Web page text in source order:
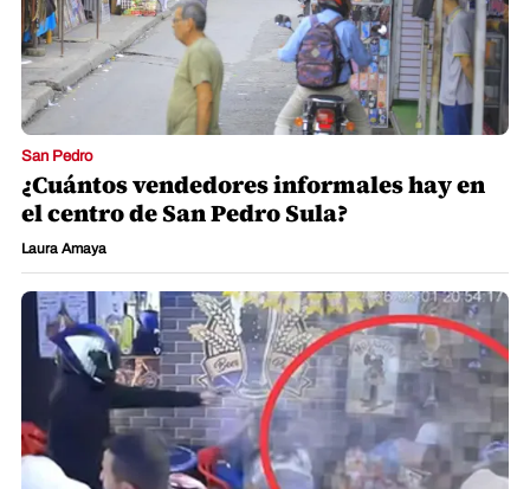
San Pedro
¿Cuántos vendedores informales hay en
el centro de San Pedro Sula?
Laura Amaya